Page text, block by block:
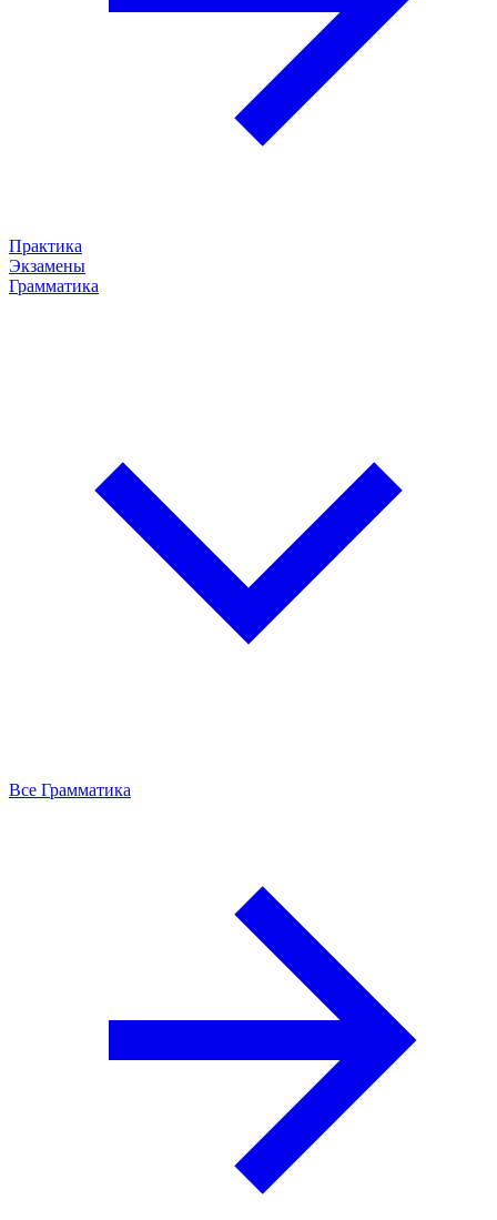
Практика
Экзамены
Грамматика
Все Грамматика